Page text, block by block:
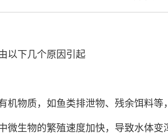
以下几个原因引起
机物质，如鱼类排泄物、残余饵料等
微生物的繁殖速度加快，导致水体变